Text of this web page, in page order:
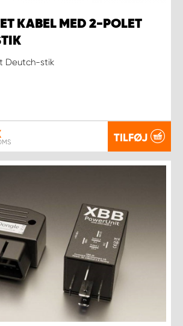
KABEL MED 2-POLET
Deutch-stik
TILFØJ